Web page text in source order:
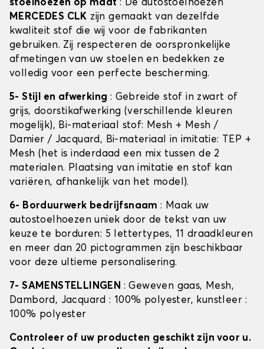
stoelhoezen op maat : De autostoelhoezen
MERCEDES CLK zijn gemaakt van dezelfde
kwaliteit stof die wij voor de fabrikanten
gebruiken. Zij respecteren de oorspronkelijke
afmetingen van uw stoelen en bedekken ze
volledig voor een perfecte bescherming.
5- Stijl en afwerking : Gebreide stof in zwart of
grijs, doorstikafwerking (verschillende kleuren
mogelijk), Bi-materiaal stof: Mesh + Mesh /
Damier / Jacquard, Bi-materiaal in imitatie: TEP +
Mesh (het is inderdaad een mix tussen de 2
materialen. Plaatsing van imitatie en stof kan
variëren, afhankelijk van het model).
6- Borduurwerk bedrijfsnaam: Maak uw
autostoelhoezen uniek door de tekst van uw
keuze te borduren: 5 lettertypes, 11 draadkleuren
en meer dan 20 pictogrammen zijn beschikbaar
voor deze ultieme personalisering.
7- SAMENSTELLINGEN : Geweven gaas, Mesh,
Dambord, Jacquard : 100% polyester, kunstleer :
100% polyester
Controleer of uw producten geschikt zijn voor u.